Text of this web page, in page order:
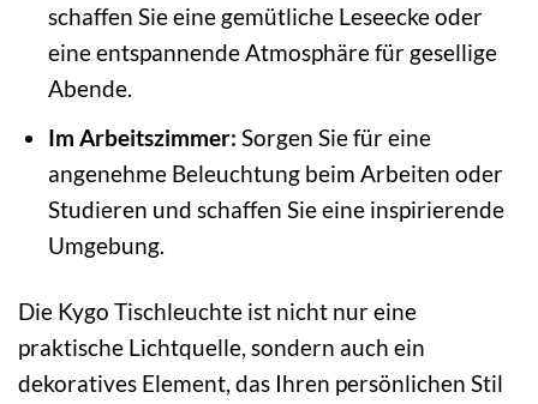
schaffen Sie eine gemütliche Leseecke oder
eine entspannende Atmosphäre für gesellige
Abende.
Im Arbeitszimmer: Sorgen Sie für eine
angenehme Beleuchtung beim Arbeiten oder
Studieren und schaffen Sie eine inspirierende
Umgebung.
Die Kygo Tischleuchte ist nicht nur eine
praktische Lichtquelle, sondern auch ein
dekoratives Element, das Ihren persönlichen Stil